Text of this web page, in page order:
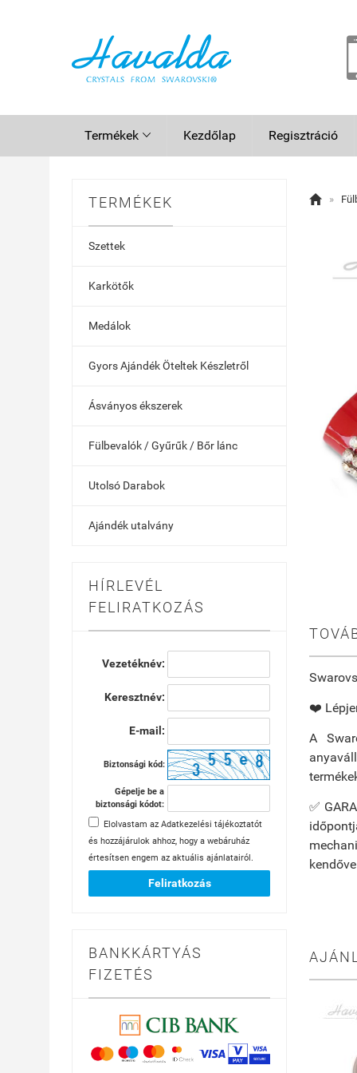
Termékek  Kezdőlap Regisztráció
TERMÉKEK
Szettek
Karkötők
Medálok
Gyors Ajándék Öteltek Készletről
Ásványos ékszerek
Fülbevalók / Gyűrűk / Bőr lánc
Utolsó Darabok
Ajándék utalvány
HÍRLEVÉL
FELIRATKOZÁS
Vezetéknév:
Keresztnév:
E-mail:
Biztonsági kód:
Gépelje be a
biztonsági kódot:
Elolvastam az Adatkezelési tájékoztatót
és hozzájárulok ahhoz, hogy a webáruház
értesítsen engem az aktuális ajánlatairól.
Feliratkozás
BANKKÁRTYÁS
FIZETÉS
 »
❤️
A
✅